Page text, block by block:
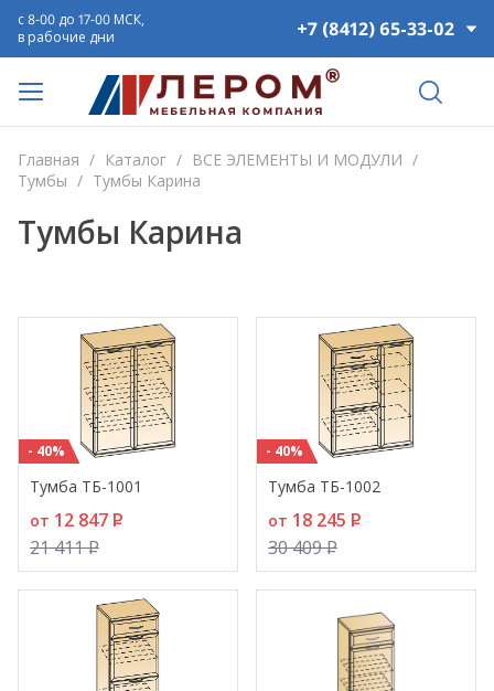
+7 (8412) 65-33-02
с 8-00 до 17-00 МСК,
в рабочие дни
Главная / Каталог / ВСЕ ЭЛЕМЕНТЫ И МОДУЛИ /
Тумбы / Тумбы Карина
Тумбы Карина
- 40%
Тумба ТБ-1001
от 12 847 P
21 411P
- 40%
Тумба ТБ-1002
от 18 245 P
30 409P